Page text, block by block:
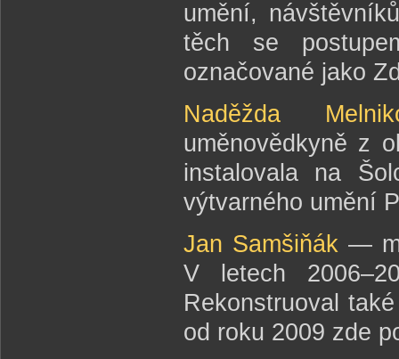
umění,
těch se
označované jako
Naděžda
uměnovědkyně z
instalovala na
výtvarného umění
Jan Samšiňák —
V letech
Rekonstruoval
od roku 2009 zde